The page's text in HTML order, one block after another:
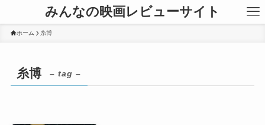
みんなの映画レビューサイト
ホーム 糸博
糸博 – tag –